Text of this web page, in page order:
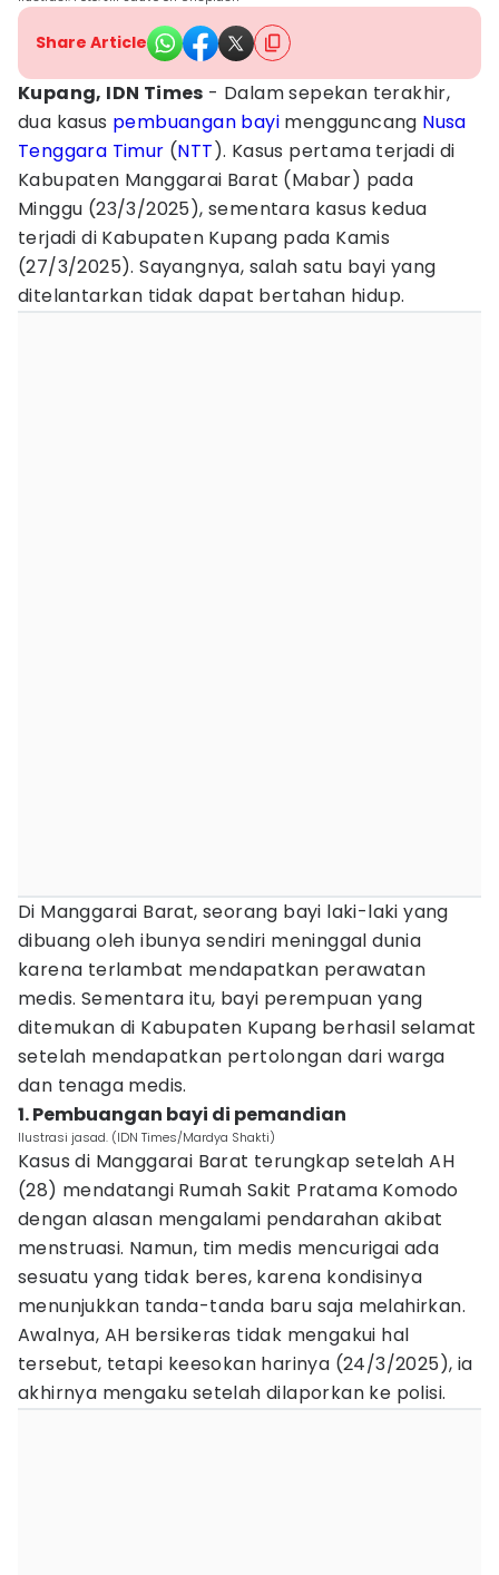
Share Article
Kupang, IDN Times - Dalam sepekan terakhir,
dua kasus pembuangan bayi mengguncang Nusa
Tenggara Timur (NTT). Kasus pertama terjadi di
Kabupaten Manggarai Barat (Mabar) pada
Minggu (23/3/2025), sementara kasus kedua
terjadi di Kabupaten Kupang pada Kamis
(27/3/2025). Sayangnya, salah satu bayi yang
ditelantarkan tidak dapat bertahan hidup.
Di Manggarai Barat, seorang bayi laki-laki yang
dibuang oleh ibunya sendiri meninggal dunia
karena terlambat mendapatkan perawatan
medis. Sementara itu, bayi perempuan yang
ditemukan di Kabupaten Kupang berhasil selamat
setelah mendapatkan pertolongan dari warga
dan tenaga medis.
1. Pembuangan bayi di pemandian
Ilustrasi jasad. (IDN Times/Mardya Shakti)
Kasus di Manggarai Barat terungkap setelah AH
(28) mendatangi Rumah Sakit Pratama Komodo
dengan alasan mengalami pendarahan akibat
menstruasi. Namun, tim medis mencurigai ada
sesuatu yang tidak beres, karena kondisinya
menunjukkan tanda-tanda baru saja melahirkan.
Awalnya, AH bersikeras tidak mengakui hal
tersebut, tetapi keesokan harinya (24/3/2025), ia
akhirnya mengaku setelah dilaporkan ke polisi.